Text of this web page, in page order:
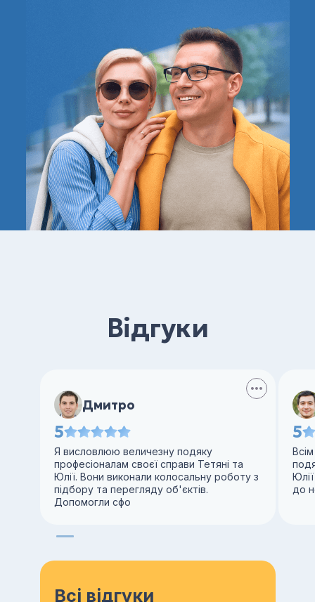
Відгуки
Дмитро
5
Я висловлюю величезну подяку
професіоналам своєї справи Тетяні та
Юлії. Вони виконали колосальну роботу з
підбору та перегляду об'єктів.
Допомогли сфо
5
до
Всі відгуки